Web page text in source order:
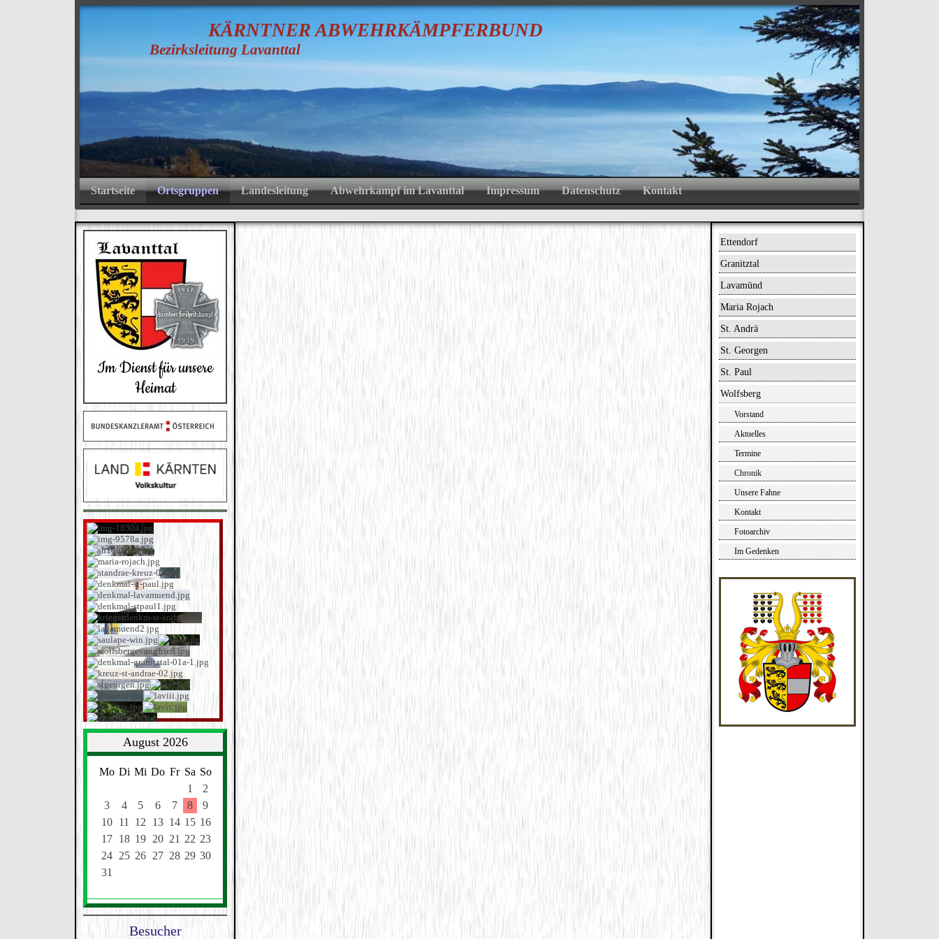
KÄRNTNERABWEHRKÄMPFERBUND .
Bezirksleitung Lavanttal
Startseite Ortsgruppen Landesleitung Abwehrkampf im Lavanttal Impressum Datenschutz Kontakt
Im Dienst für unsere
Heimat
August 2026
Mo Di Mi Do Fr Sa So
1
2
3
4 5 6 7 8
9
10
11 12 13 14 15 16
17
18 19 20 21 22 23
24
25 26 27 28 29 30
31
Besucher
Ettendorf
Granitztal
Lavamünd
Maria Rojach
St. Andrä
St. Georgen
St. Paul
Wolfsberg
Vorstand
Aktuelles
Termine
Chronik
Unsere Fahne
Kontakt
Fotoarchiv
Im Gedenken